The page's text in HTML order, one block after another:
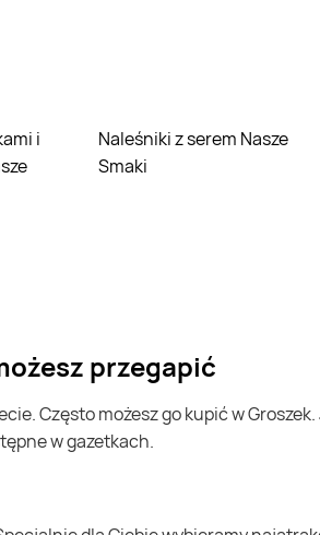
Naleśniki z serem Nasze
Smaki
przegapić
w gazetkach.